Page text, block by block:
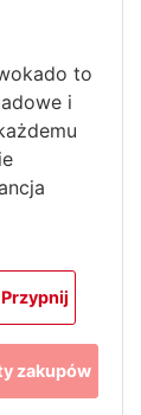
to
i
Przypnij
zakupów